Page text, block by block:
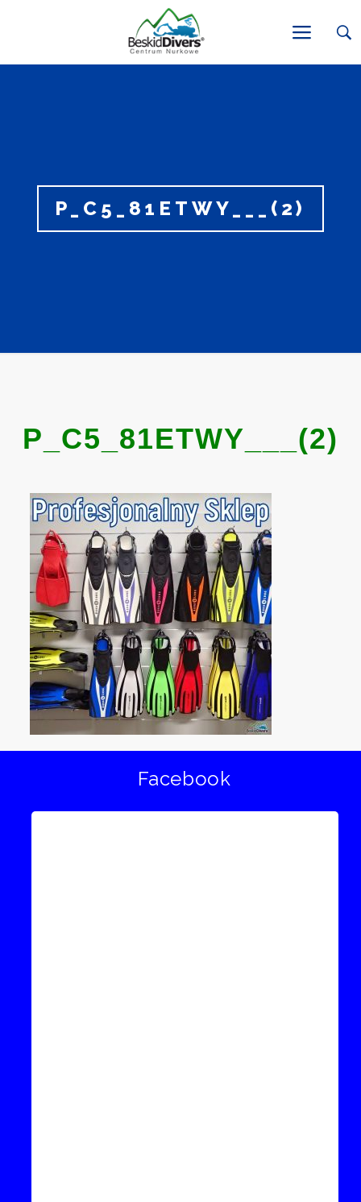
P_C5_81ETWY___(2)
P_C5_81ETWY___(2)
Facebook